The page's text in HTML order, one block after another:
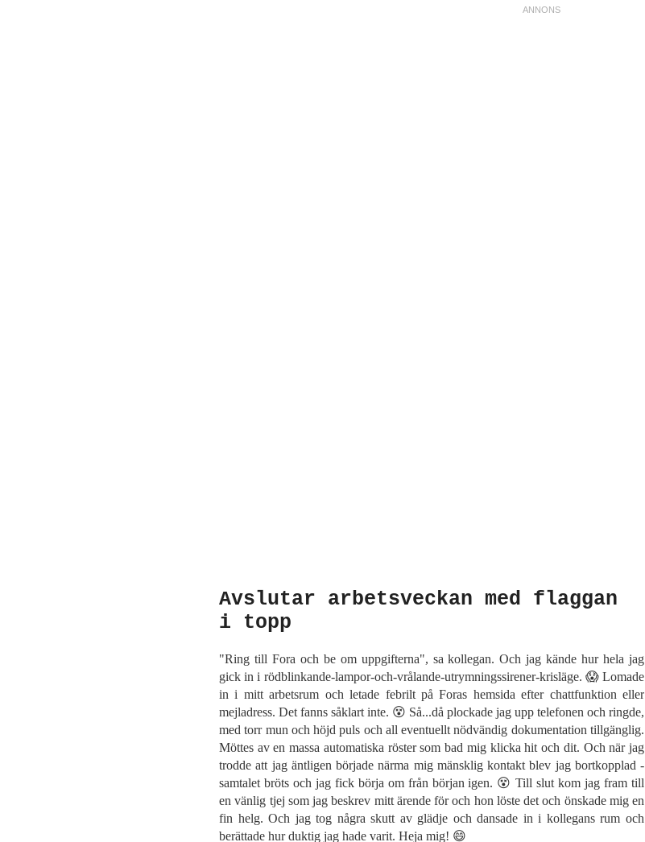
Avslutar arbetsveckan med flaggan
i topp
"Ring till Fora och be om uppgifterna", sa kollegan. Och jag kände hur hela jag
gick in i rödblinkande-lampor-och-vrålande-utrymningssirener-krisläge. 😱 Lomade
in i mitt arbetsrum och letade febrilt på Foras hemsida efter chattfunktion eller
mejladress. Det fanns såklart inte. 😵 Så...då plockade jag upp telefonen och ringde,
med torr mun och höjd puls och all eventuellt nödvändig dokumentation tillgänglig.
Möttes av en massa automatiska röster som bad mig klicka hit och dit. Och när jag
trodde att jag äntligen började närma mig mänsklig kontakt blev jag bortkopplad -
samtalet bröts och jag fick börja om från början igen. 😵 Till slut kom jag fram till
en vänlig tjej som jag beskrev mitt ärende för och hon löste det och önskade mig en
fin helg. Och jag tog några skutt av glädje och dansade in i kollegans rum och
berättade hur duktig jag hade varit. Heja mig! 😄